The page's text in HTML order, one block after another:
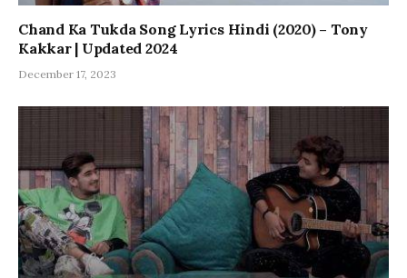
Chand Ka Tukda Song Lyrics Hindi (2020) – Tony
Kakkar | Updated 2024
December 17, 2023